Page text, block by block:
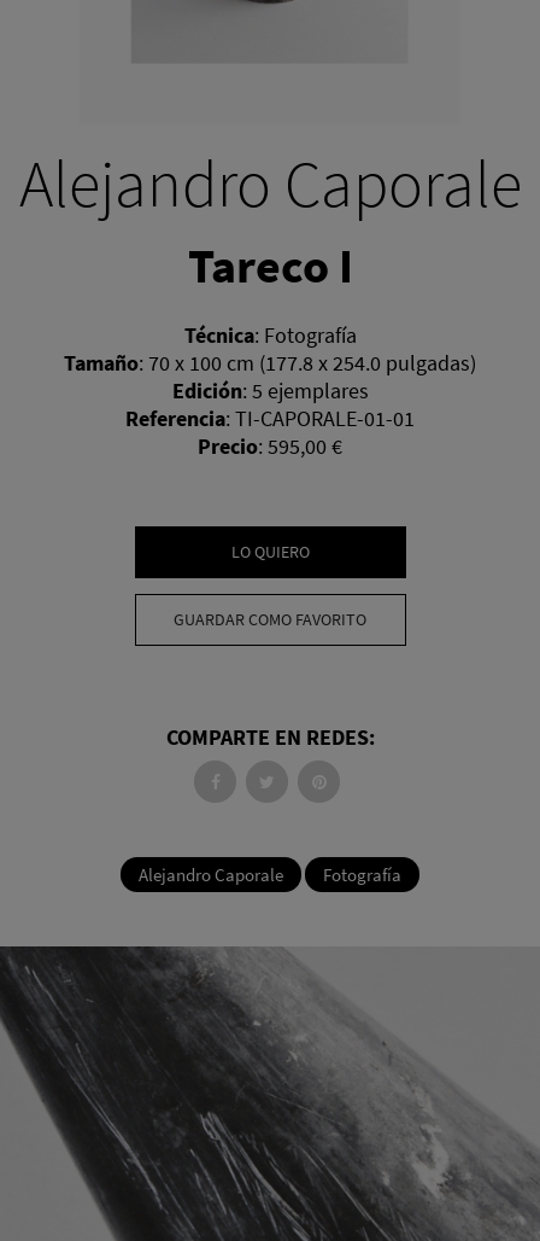
Alejandro Caporale
Tareco I
Técnica: Fotografía
Tamaño: 70 x 100 cm (177.8 x 254.0 pulgadas)
Edición: 5 ejemplares
Referencia: TI-CAPORALE-01-01
Precio: 595,00 €
LO QUIERO
GUARDAR COMO FAVORITO
COMPARTE EN REDES:
Alejandro Caporale Fotografía